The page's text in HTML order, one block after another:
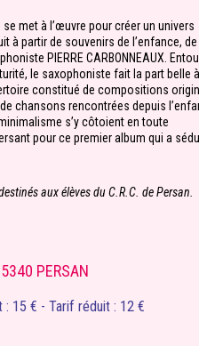
met à l’œuvre pour créer un univers
à partir de souvenirs de l’enfance, de
PIERRE CARBONNEAUX.
le saxophoniste fait la part belle
constitué de compositions
chansons rencontrées depuis
s’y côtoient en toute
pour ce premier album qui a
aux élèves du C.R.C. de Persan.
PERSAN
15 € - Tarif réduit : 12 €